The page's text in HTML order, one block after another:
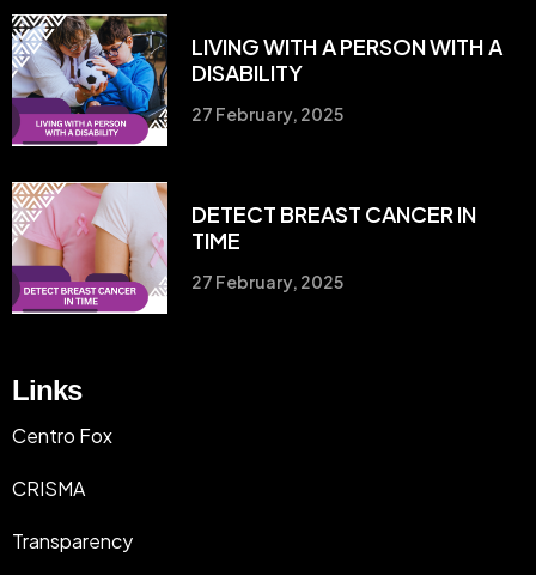
LIVING WITH A PERSON WITH A
DISABILITY
27 February, 2025
DETECT BREAST CANCER IN
TIME
27 February, 2025
Links
Centro Fox
CRISMA
Transparency